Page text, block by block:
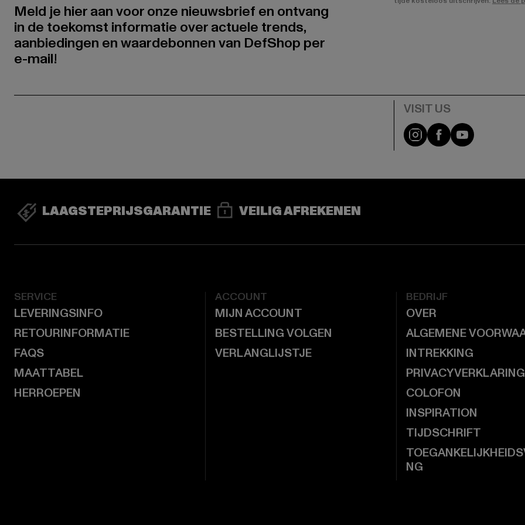
Meld je hier aan voor onze nieuwsbrief en ontvang
in de toekomst informatie over actuele trends,
aanbiedingen en waardebonnen van DefShop per
e-mail!
Visit our Instagram
Visit ourVisit our
LAAGSTEPRIJSGARANTIE VEILIG AFREKENEN
SERVICE
LEVERINGSINFO
RETOURINFORMATIE
FAQS
MAATTABEL
HERROEPEN
ACCOUNT
MIJN ACCOUNT
BESTELLING VOLGEN
VERLANGLIJSTJE
BEDRIJF
OVER
ALGEMENE
INTREKKING
PRIVACYVERKLARING
COLOFON
INSPIRATION
TIJDSCHRIFT
NG